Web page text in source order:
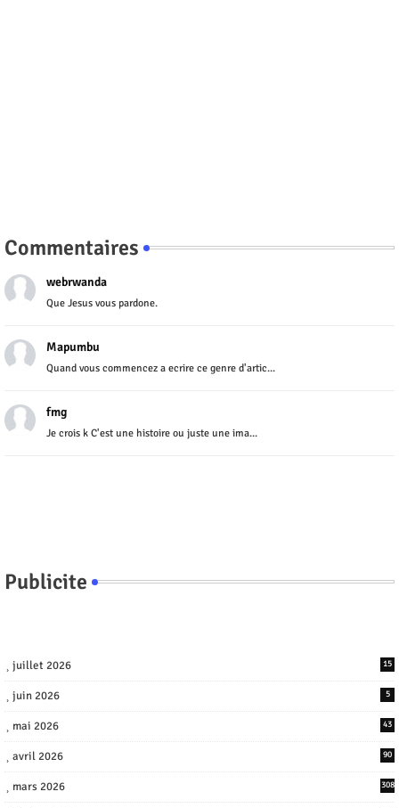
Commentaires
webrwanda
Que Jesus vous pardone.
Mapumbu
Quand vous commencez a ecrire ce genre d'artic...
fmg
Je crois k C'est une histoire ou juste une ima...
Publicite
juillet 2026 15
juin 2026 5
mai 2026 43
avril 2026 90
mars 2026 308